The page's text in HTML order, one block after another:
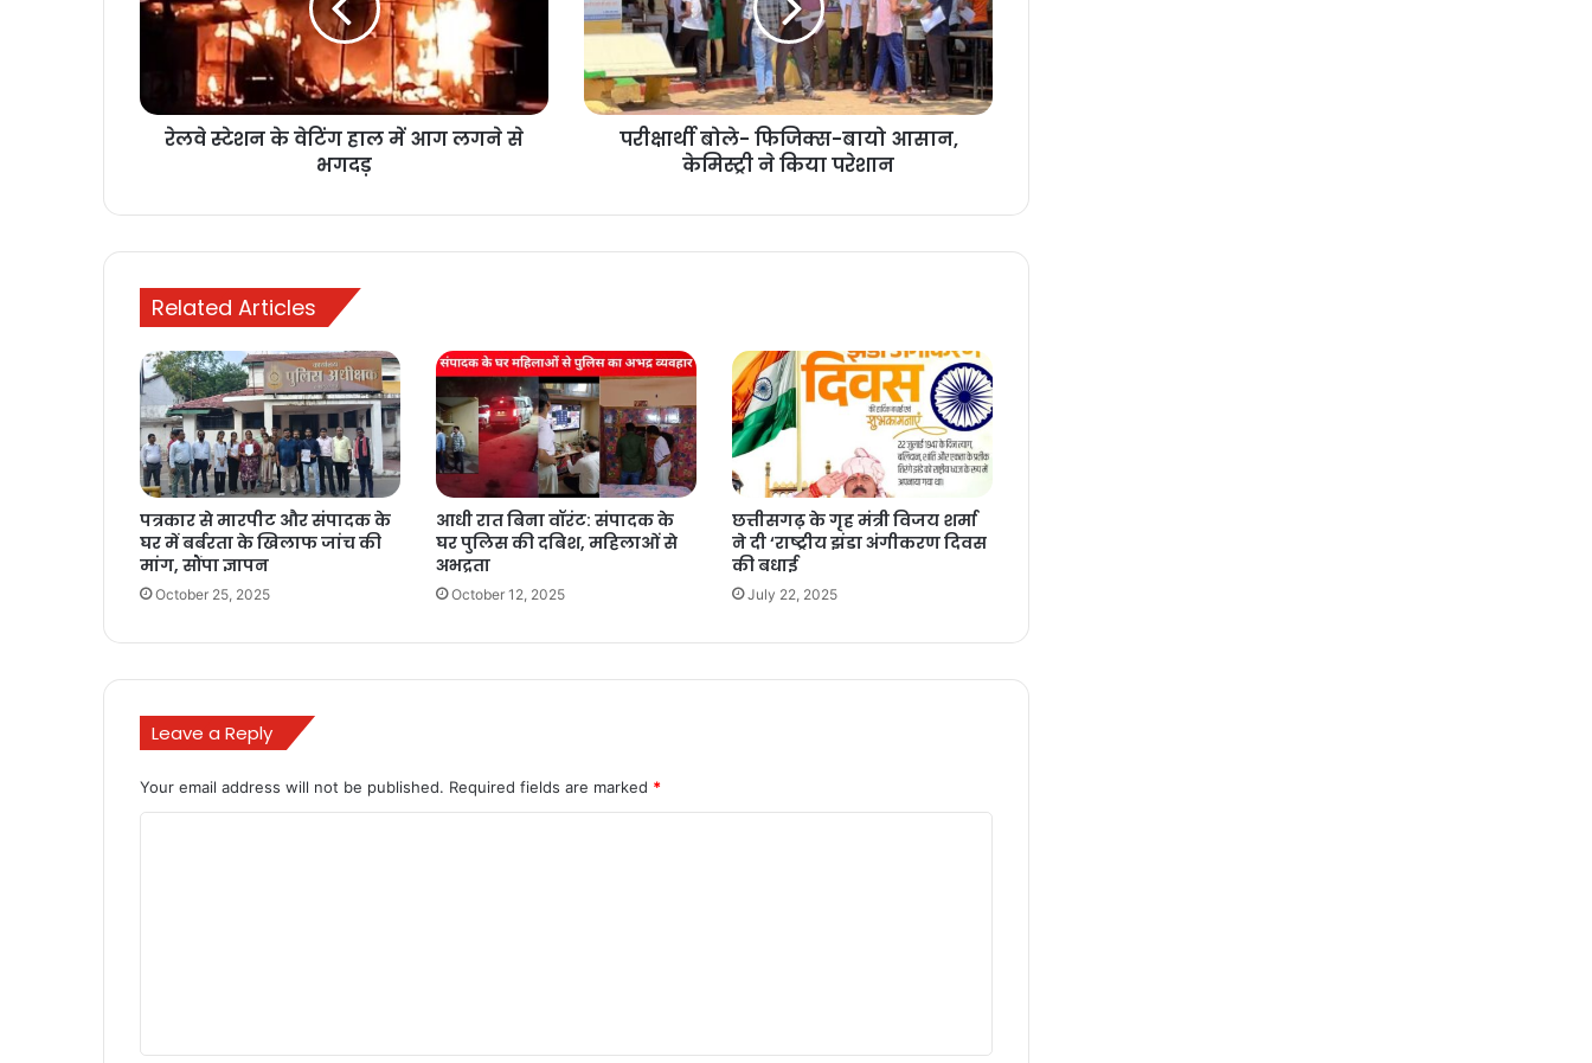
हाल
से
भगदड़रेलवे स्टेशन के वेटिंग हाल में आग लगने से
भगदड़
आसान,
केमिस्ट्री
किया
परेशान
परीक्षार्थी बोले- फिजिक्स-बायो आसान,
केमिस्ट्री ने किया परेशान
Related Articles
पत्रकार से मारपीट और संपादक के
घर में बर्बरता के खिलाफ जांच की
मांग, सौंपा ज्ञापन
October 25, 2025
आधी रात बिना वॉरंट: संपादक के
घर पुलिस की दबिश, महिलाओं से
अभद्रता
October 12, 2025
छत्तीसगढ़ के गृह मंत्री विजय शर्मा
ने दी ‘राष्ट्रीय झंडा अंगीकरण दिवस
की बधाई
July 22, 2025
Leave a Reply
Your email address will not be published. Required fields are marked *